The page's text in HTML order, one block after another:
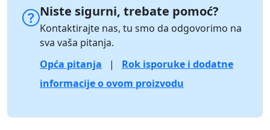
Niste sigurni, trebate pomoć?
Kontaktirajte nas, tu smo da odgovorimo na
sva vaša pitanja.
Opća pitanja
|
Rok isporuke i dodatne
informacije o ovom proizvodu